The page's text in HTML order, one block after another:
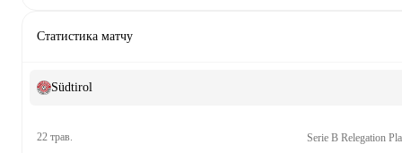
Статистика матчу
Südtirol
22 трав.
Serie B Relegation